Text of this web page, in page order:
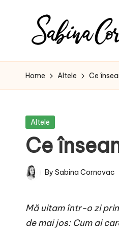
S
a
i
n
a
o
creator
de
de
16
ani
Home Altele Ce
Posted
Altele
Ce
Posted
By Sabina Cornovac
Mă uitam într-o zi
de mai jos: Cum ai